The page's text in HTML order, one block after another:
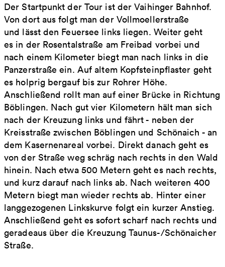
Der Startpunkt der Tour ist der Vaihinger Bahnhof.
Von dort aus folgt man der Vollmoellerstraße
und lässt den Feuersee links liegen. Weiter geht
es in der Rosentalstraße am Freibad vorbei und
nach einem Kilometer biegt man nach links in die
Panzerstraße ein. Auf altem Kopfsteinpflaster geht
es holprig bergauf bis zur Rohrer Höhe.
Anschließend rollt man auf einer Brücke in Richtung
Böblingen. Nach gut vier Kilometern hält man sich
nach der Kreuzung links und fährt - neben der
Kreisstraße zwischen Böblingen und Schönaich - an
dem Kasernenareal vorbei. Direkt danach geht es
von der Straße weg schräg nach rechts in den Wald
hinein. Nach etwa 500 Metern geht es nach rechts,
und kurz darauf nach links ab. Nach weiteren 400
Metern biegt man wieder rechts ab. Hinter einer
langgezogenen Linkskurve folgt ein kurzer Anstieg.
Anschließend geht es sofort scharf nach rechts und
geradeaus über die Kreuzung Taunus-/Schönaicher
Straße.